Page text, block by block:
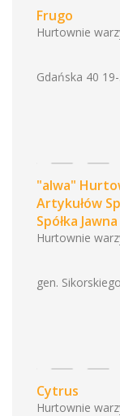
Frugo
Hurtownie
Gdańska 40 19-
"alwa"
Artykułów
Spółka
Hurtownie
gen.
Cytrus
Hurtownie